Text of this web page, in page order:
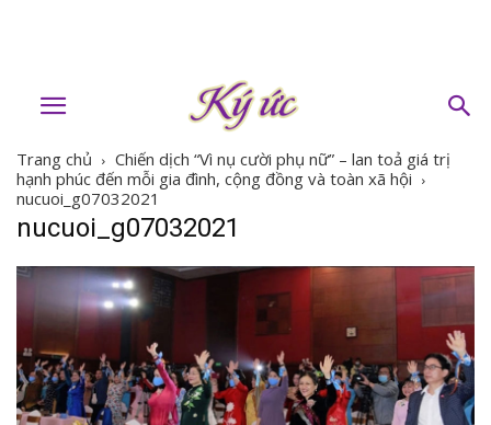
Trang chủ
Chiến dịch “Vì nụ cười phụ nữ” – lan toả giá trị
hạnh phúc đến mỗi gia đình, cộng đồng và toàn xã hội
nucuoi_g07032021
nucuoi_g07032021